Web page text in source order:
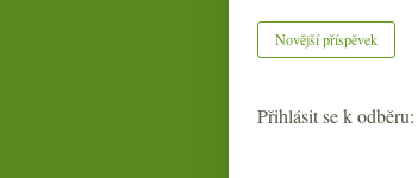
Novější příspěvek
Přihlásit se k odběru: